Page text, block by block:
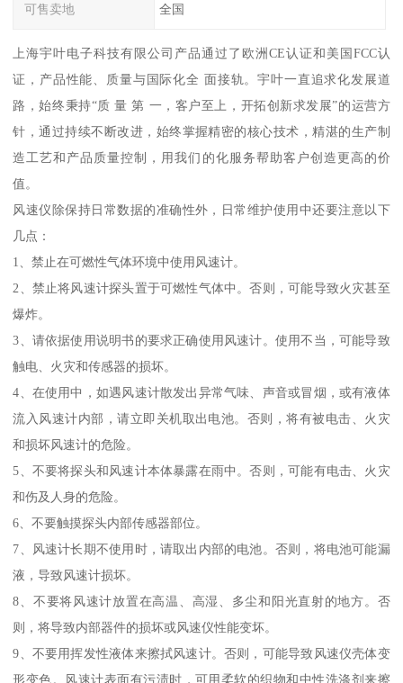
可售卖地 全国
上海宇叶电子科技有限公司产品通过了欧洲CE认证和美国FCC认
证，产品性能、质量与国际化全 面接轨。宇叶一直追求化发展道
路，始终秉持“质 量 第 一，客户至上，开拓创新求发展”的运营方
针，通过持续不断改进，始终掌握精密的核心技术，精湛的生产制
造工艺和产品质量控制，用我们的化服务帮助客户创造更高的价
值。
风速仪除保持日常数据的准确性外，日常维护使用中还要注意以下
几点：
1、禁止在可燃性气体环境中使用风速计。
2、禁止将风速计探头置于可燃性气体中。否则，可能导致火灾甚至
爆炸。
3、请依据使用说明书的要求正确使用风速计。使用不当，可能导致
触电、火灾和传感器的损坏。
4、在使用中，如遇风速计散发出异常气味、声音或冒烟，或有液体
流入风速计内部，请立即关机取出电池。否则，将有被电击、火灾
和损坏风速计的危险。
5、不要将探头和风速计本体暴露在雨中。否则，可能有电击、火灾
和伤及人身的危险。
6、不要触摸探头内部传感器部位。
7、风速计长期不使用时，请取出内部的电池。否则，将电池可能漏
液，导致风速计损坏。
8、不要将风速计放置在高温、高湿、多尘和阳光直射的地方。否
则，将导致内部器件的损坏或风速仪性能变坏。
9、不要用挥发性液体来擦拭风速计。否则，可能导致风速仪壳体变
形变色。风速计表面有污渍时，可用柔软的织物和中性洗涤剂来擦